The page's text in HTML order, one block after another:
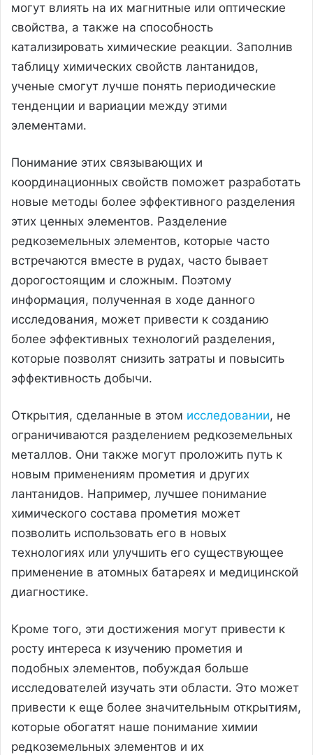
могут влиять на их магнитные или оптические
свойства, а также на способность
катализировать химические реакции. Заполнив
таблицу химических свойств лантанидов,
ученые смогут лучше понять периодические
тенденции и вариации между этими
элементами.
Понимание этих связывающих и
координационных свойств поможет разработать
новые методы более эффективного разделения
этих ценных элементов. Разделение
редкоземельных элементов, которые часто
встречаются вместе в рудах, часто бывает
дорогостоящим и сложным. Поэтому
информация, полученная в ходе данного
исследования, может привести к созданию
более эффективных технологий разделения,
которые позволят снизить затраты и повысить
эффективность добычи.
Открытия, сделанные в этом исследовании, не
ограничиваются разделением редкоземельных
металлов. Они также могут проложить путь к
новым применениям прометия и других
лантанидов. Например, лучшее понимание
химического состава прометия может
позволить использовать его в новых
технологиях или улучшить его существующее
применение в атомных батареях и медицинской
диагностике.
Кроме того, эти достижения могут привести к
росту интереса к изучению прометия и
подобных элементов, побуждая больше
исследователей изучать эти области. Это может
привести к еще более значительным открытиям,
которые обогатят наше понимание химии
редкоземельных элементов и их